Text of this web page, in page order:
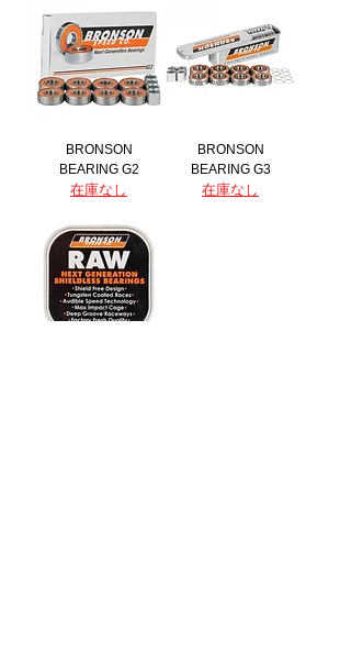
BRONSON
BEARING G2
在庫なし
BRONSON
BEARING G3
在庫なし